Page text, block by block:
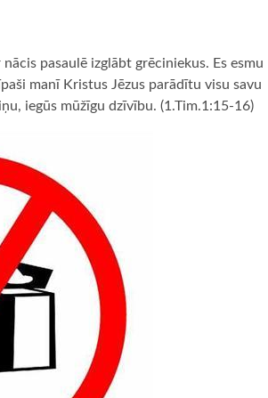
pasaulē izglābt grēciniekus. Es esmu
manī Kristus Jēzus parādītu visu savu
iegūs mūžīgu dzīvību. (1.Tim.1:15-16)